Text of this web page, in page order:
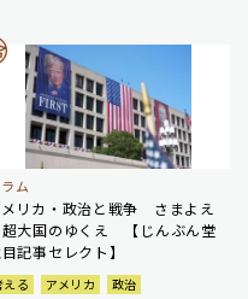
ム
メリカ・政治と戦争 さまよえ
超大国のゆくえ 【じんぶん堂
記事セレクト】
える アメリカ
政治